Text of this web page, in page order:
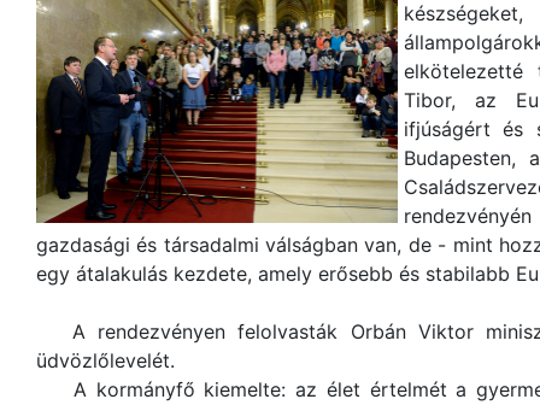
Tibor, az
ifjúságért és
Budapesten,
gazdasági és társadalmi válságban van, de - mint
egy átalakulás kezdete, amely erősebb és stabilabb
A rendezvényen felolvasták Orbán Viktor
üdvözlőlevelét.
A kormányfő kiemelte: az élet értelmét a